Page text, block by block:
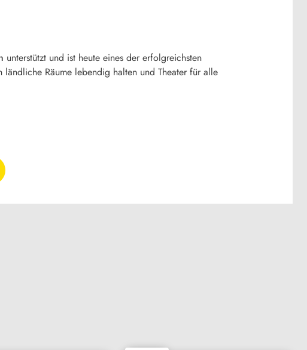
unterstützt und ist heute eines der erfolgreichsten
Räume lebendig halten und Theater für alle